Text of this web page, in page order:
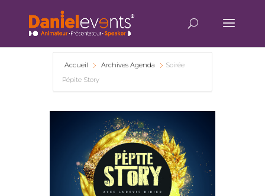
Accueil Archives Agenda
Soirée
Pépite Story